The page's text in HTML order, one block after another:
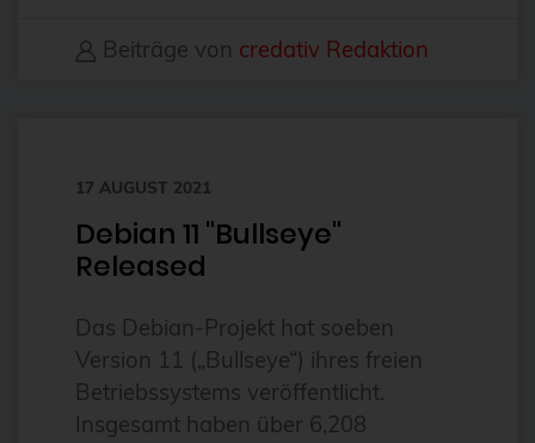
Automatisierung
bhyve
BSD
BSP
Bug Squashing Party
Beiträge von credativ Redaktion
17 AUGUST 2021
Debian 11 "Bullseye"
Released
Das Debian-Projekt hat soeben
Version 11 („Bullseye“) ihres freien
Betriebssystems veröffentlicht.
Insgesamt haben über 6,208